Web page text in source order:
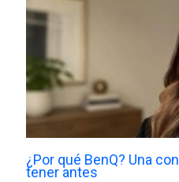
¿Por qué BenQ? Una
tener antes